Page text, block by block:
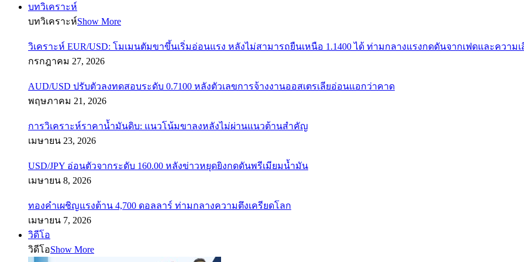
บทวิเคราะห์
บทวิเคราะห์Show More
วิเคราะห์ EUR/USD: โมเมนตัมขาขึ้นเริ่มอ่อนแรง หลังไม่สามารถยืนเหนือ 1.1400 ได้ ท่ามกลางแรงกดดันจากเฟดและความ
กรกฎาคม 27, 2026
AUD/USD ปรับตัวลงทดสอบระดับ 0.7100 หลังตัวเลขการจ้างงานออสเตรเลียอ่อนแอกว่าคาด
พฤษภาคม 21, 2026
การวิเคราะห์ราคาน้ำมันดิบ: แนวโน้มขาลงหลังไม่ผ่านแนวต้านสำคัญ
เมษายน 23, 2026
USD/JPY อ่อนตัวจากระดับ 160.00 หลังข่าวหยุดยิงกดดันพรีเมียมน้ำมัน
เมษายน 8, 2026
ทองคำเผชิญแรงต้าน 4,700 ดอลลาร์ ท่ามกลางความตึงเครียดโลก
เมษายน 7, 2026
วิดีโอ
วิดีโอShow More